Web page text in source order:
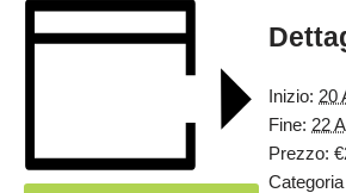
Inizio: 20
Fine: 22
Prezzo: